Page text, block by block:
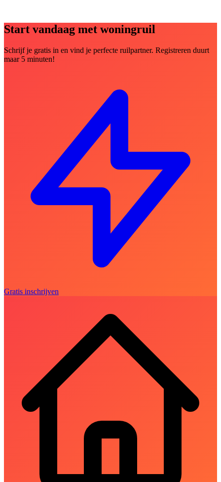
Start vandaag met woningruil
Schrijf je gratis in en vind je perfecte ruilpartner. Registreren duurt
maar 5 minuten!
Gratis inschrijven